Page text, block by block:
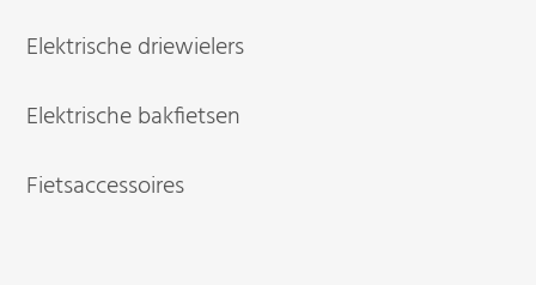
Elektrische driewielers
Elektrische bakfietsen
Fietsaccessoires